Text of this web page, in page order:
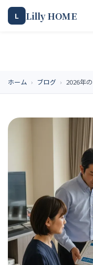
L Lilly HOME
ホーム › ブログ › 2026年